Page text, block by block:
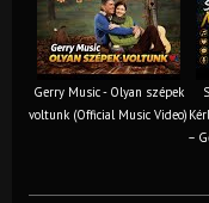
Gerry Music - Olyan szépek
voltunk (Official Music Video)
–